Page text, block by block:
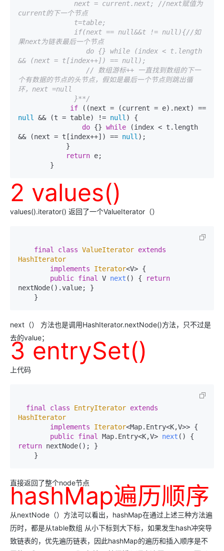
current的下一个节点
果next为链表最后一个节点
&& (next = t[index++]) == null);
个有数据的节点的头节点，假如是最后一个节点则跳出循
环，next =null
              }**/
if
null
&& (t = table) != null ) {
do {} while (index < t.length
&& (next = t[index++]) == null );
return e;
        }
2 values()
values().iterator() 返回了一个ValueIterator（）
final class ValueIterator extends
HashIterator
implements
Iterator<V> {
public final V next () {
return
nextNode().value; }
    }
next（） 方法也是调用HashIterator.nextNode()方法，只不过是
去的value；
3 entrySet()
上代码
final class EntryIterator extends
HashIterator
implements
Iterator<Map.Entry<K,V>> {
public final Map.Entry<K,V> next ()
return nextNode(); }
    }
直接返回了整个node节点
hashMap遍历顺序
从nextNode（）方法可以看出，hashMap在通过上述三种方法遍
历时，都是从table数组 从小下标到大下标，如果发生hash冲突导
致链表的，优先遍历链表，因此hashMap的遍历和插入顺序是不